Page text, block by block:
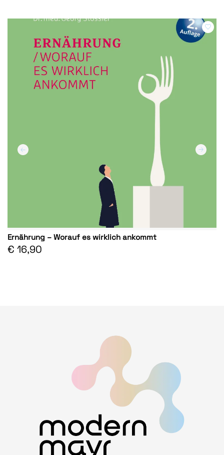
Ernährung – Worauf es wirklich ankommt
€ 16,90